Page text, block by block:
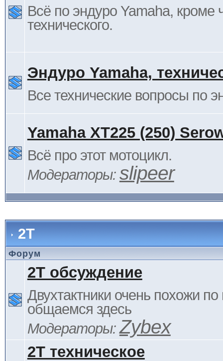
Всё по эндуро Yamaha, кроме
технического.
Эндуро Yamaha,
Все технические вопросы по
Yamaha XT225 (250)
Всё про этот мотоцикл.
Модераторы: slipeer
2Т
Форум
2Т обсуждение
Двухтактники очень похожи по
общаемся здесь
Модераторы:Zybex
2Т техническое